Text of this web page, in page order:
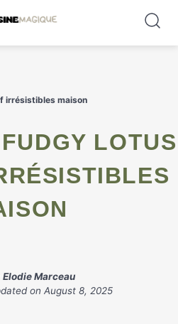
irrésistibles maison
Elodie Marceau
on August 8, 2025